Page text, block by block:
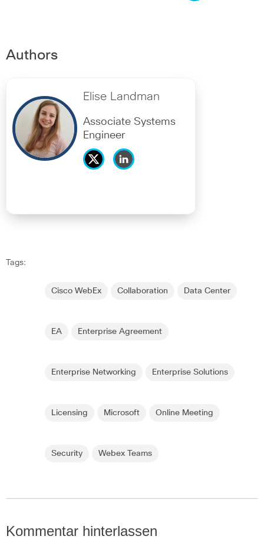
Authors
Elise Landman
Associate Systems
Engineer
Tags:
Cisco WebEx Collaboration Data Center
EA Enterprise Agreement
Enterprise Networking Enterprise Solutions
Licensing Microsoft Online Meeting
Security Webex Teams
Kommentar hinterlassen